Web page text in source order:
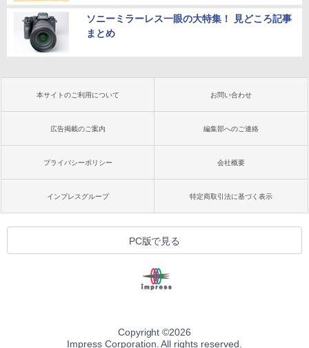
ソニーミラーレス一眼の大特集！ 見どころ記事
まとめ
本サイトのご利用について お問い合わせ
広告掲載のご案内 編集部へのご連絡
プライバシーポリシー 会社概要
インプレスグループ 特定商取引法に基づく表示
PC版で見る
Copyright ©2026
Impress Corporation. All rights reserved.